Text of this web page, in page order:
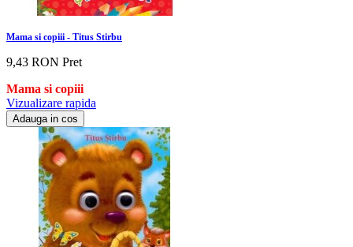
Mama si copiii - Titus Stirbu
9,43 RON Pret
Mama si copiii
Vizualizare rapida
Adauga in cos